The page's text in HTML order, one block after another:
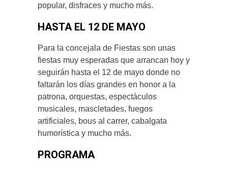
popular, disfraces y mucho más.
HASTA EL 12 DE MAYO
Para la concejala de Fiestas son unas
fiestas muy esperadas que arrancan hoy y
seguirán hasta el 12 de mayo donde no
faltarán los días grandes en honor a la
patrona, orquestas, espectáculos
musicales, mascletades, fuegos
artificiales, bous al carrer, cabalgata
humorística y mucho más.
PROGRAMA